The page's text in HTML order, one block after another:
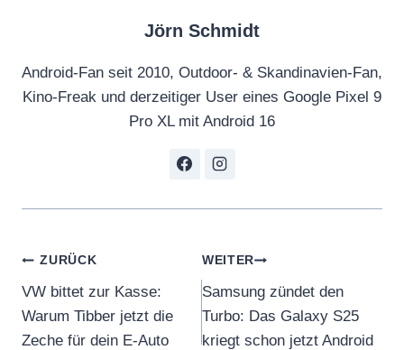
Jörn Schmidt
Android-Fan seit 2010, Outdoor- & Skandinavien-Fan,
Kino-Freak und derzeitiger User eines Google Pixel 9
Pro XL mit Android 16
Beitragsnavigation
ZURÜCK
VW bittet zur Kasse:
Warum Tibber jetzt die
Zeche für dein E-Auto
WEITER
Samsung zündet den
Turbo: Das Galaxy S25
kriegt schon jetzt Android